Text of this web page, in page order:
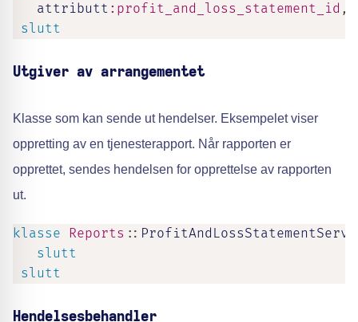
   attributt
:profit_and_loss_statement_id ,
slutt
Utgiver av arrangementet
Klasse som kan sende ut hendelser. Eksempelet viser
oppretting av en tjenesterapport. Når rapporten er
opprettet, sendes hendelsen for opprettelse av rapporten
ut.
klasse Reports ::
slutt
slutt
Hendelsesbehandler